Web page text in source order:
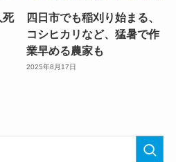
四日市でも稲刈り始まる、
コシヒカリなど、猛暑で作
業早める農家も
2025年8月17日